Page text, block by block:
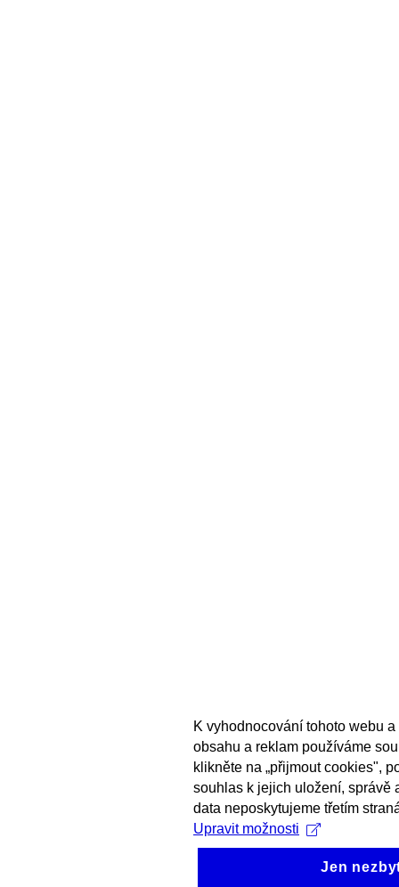
K vyhodnocování tohoto webu
obsahu a reklam používáme
klikněte na „přijmout cookies",
souhlas k jejich uložení, správě
data neposkytujeme třetím
Upravit možnosti
Jen